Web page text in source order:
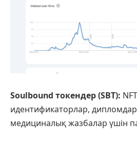
Soulbound токендер (SBT):
идентификаторлар,
медициналық жазбалар үшін